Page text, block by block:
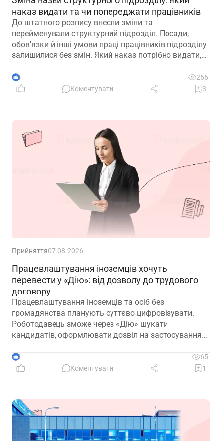
наказ видати та чи попереджати працівників
До штатного розпису внесли зміни та
перейменували структурний підрозділ. Посади,
обов’язки й інші умови праці працівників підрозділу
залишилися без змін. Який наказ потрібно видати,
підрозділі з новою назвою: про переведення чи
переміщення? Чи потрібно вносити записи до
зміною істотних умов праці? Наприклад, працівник
був обліковцем тваринного комплексу, а після
перейменування працює у свинофермі.
4
266
Коментувати
3
Прийняття07.08.2026
Працевлаштування іноземців хочуть
перевести у «Дію»: від дозволу до трудового
договору
Працевлаштування іноземців та осіб без
громадянства планують суттєво цифровізувати.
Роботодавець зможе через «Дію» шукати
кандидатів, оформлювати дозвіл на застосування
прийняття на роботу
3
65
Коментувати
1